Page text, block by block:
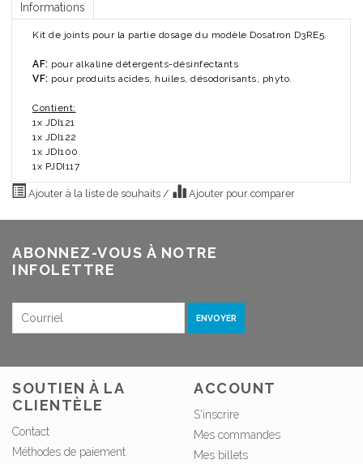
Informations
Kit de joints pour la partie dosage du modèle Dosatron D3RE5.
AF: pour alkaline détergents-désinfectants
VF: pour produits acides, huiles, désodorisants, phyto.
Contient:
1x JDI121
1x JDI122
1x JDI100
1x PJDI117
Ajouter à la liste de souhaits / Ajouter pour comparer
ABONNEZ-VOUS À NOTRE
INFOLETTRE
ENVOYER
SOUTIEN À LA
CLIENTÈLE
Contact
Méthodes de paiement
ACCOUNT
S'inscrire
Mes commandes
Mes billets